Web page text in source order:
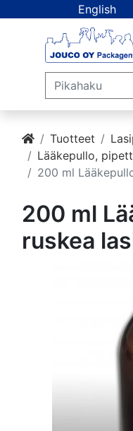
English
Tuotteet
Lääkepullo,
200 ml
200 ml
ruskea